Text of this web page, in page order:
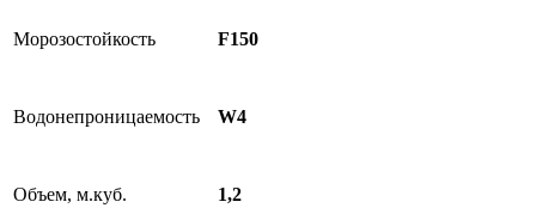
Морозостойкость F150
Водонепроницаемость W4
Объем, м.куб. 1,2